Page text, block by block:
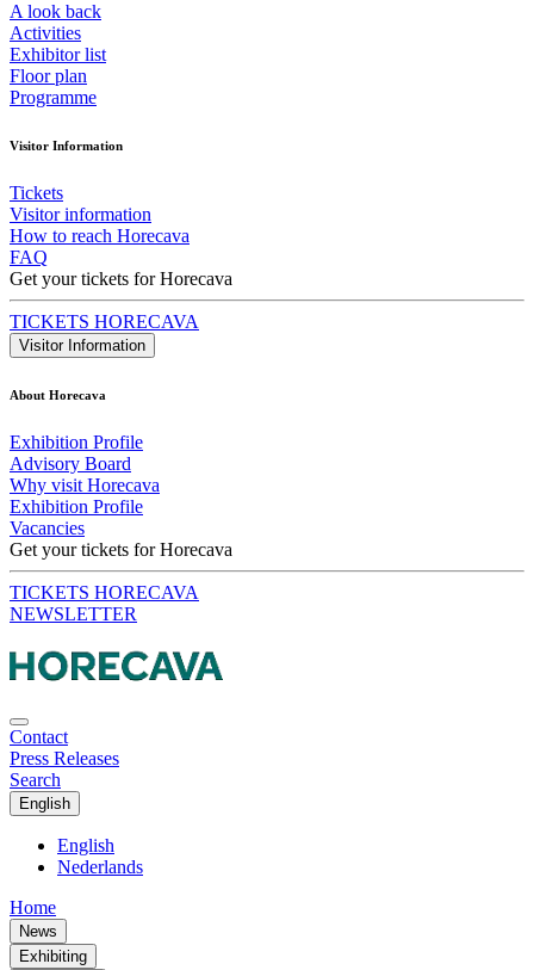
A look back
Activities
Exhibitor list
Floor plan
Programme
Visitor Information
Tickets
Visitor information
How to reach Horecava
FAQ
Get your tickets for Horecava
TICKETS HORECAVA
Visitor Information
About Horecava
Exhibition Profile
Advisory Board
Why visit Horecava
Exhibition Profile
Vacancies
Get your tickets for Horecava
TICKETS HORECAVA
NEWSLETTER
Contact
Press Releases
Search
English
English
Nederlands
Home
News
Exhibiting